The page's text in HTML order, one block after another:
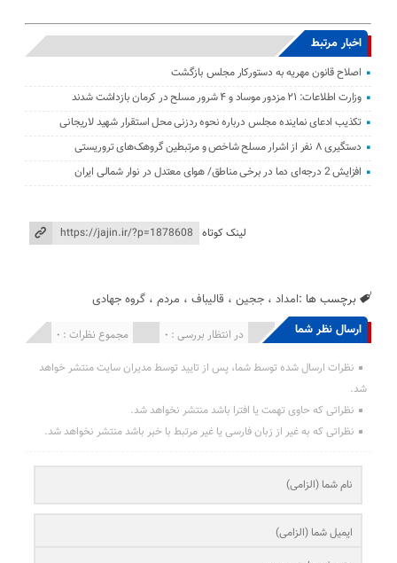
اخبار مرتبط
اصلاح قانون مهریه به دستورکار مجلس بازگشت
وزارت اطلاعات: ۲۱ مزدور موساد و ۴ شرور مسلح در کرمان بازداشت شدند
تکذیب ادعای نماینده مجلس درباره نحوه ردزنی محل استقرار شهید لاریجانی
دستگیری ۸ نفر از اشرار مسلح شاخص و مرتبطین گروهک‌های تروریستی
افزایش 2 درجه‌ای دما در برخی مناطق/ هوای معتدل در نوار شمالی ایران
لینک کوتاه
برچسب ها :امداد ،ججین ، قالیباف ، مردم ،گروه جهادی
ارسال نظر شما مجموع نظرات : 0 در انتظار بررسی : 0 انتشار یافته : 0
نظرات ارسال شده توسط شما، پس از تایید توسط مدیران سایت منتشر خواهد
شد.
نظراتی که حاوی تهمت یا افترا باشد منتشر نخواهد شد.
نظراتی که به غیر از زبان فارسی یا غیر مرتبط با خبر باشد منتشر نخواهد شد.